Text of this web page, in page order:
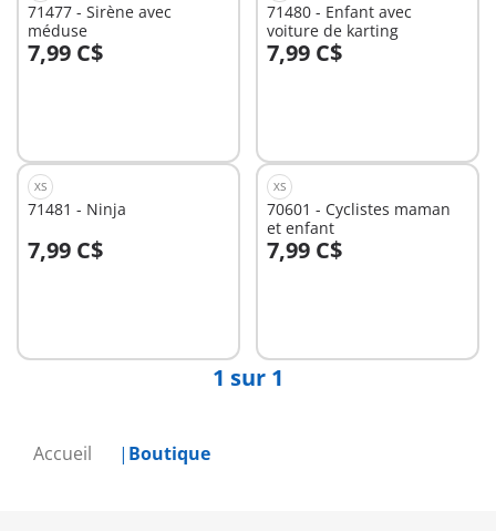
Accueil Boutique
71477 - Sirène avec
méduse
7,99 C$
Au panier
71480 - Enfant avec
voiture de karting
7,99 C$
Au panier
XS
71481 - Ninja
7,99 C$
Au panier
XS
70601 - Cyclistes maman
et enfant
7,99 C$
1 sur 1